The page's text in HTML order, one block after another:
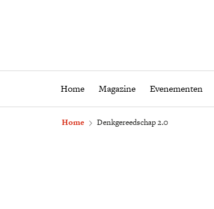
Home Magazine Evenementen
Home Magazine
Home Denkgereedschap 2.0